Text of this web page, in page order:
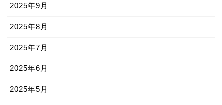
2025年9月
2025年8月
2025年7月
2025年6月
2025年5月